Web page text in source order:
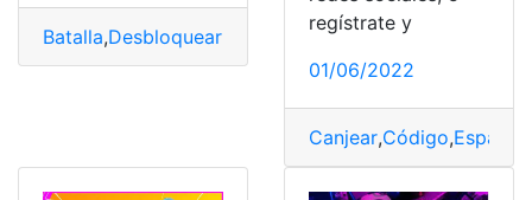
Batalla,Desbloquear Nivel,videojuego
regístrate y
01/06/2022
Canjear,Código,España